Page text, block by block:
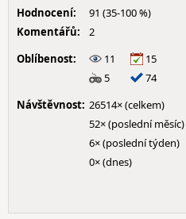
Hodnocení:
91 (35-100 %)
Komentářů:
2
Oblíbenost:
11
15
5
74
Návštěvnost: 26514× (celkem)
52× (poslední měsíc)
6× (poslední týden)
0× (dnes)